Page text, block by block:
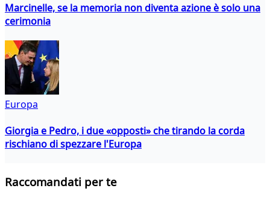
Marcinelle, se la memoria non diventa azione è solo una
cerimonia
Europa
Giorgia e Pedro, i due «opposti» che tirando la corda
rischiano di spezzare l'Europa
Raccomandati per te